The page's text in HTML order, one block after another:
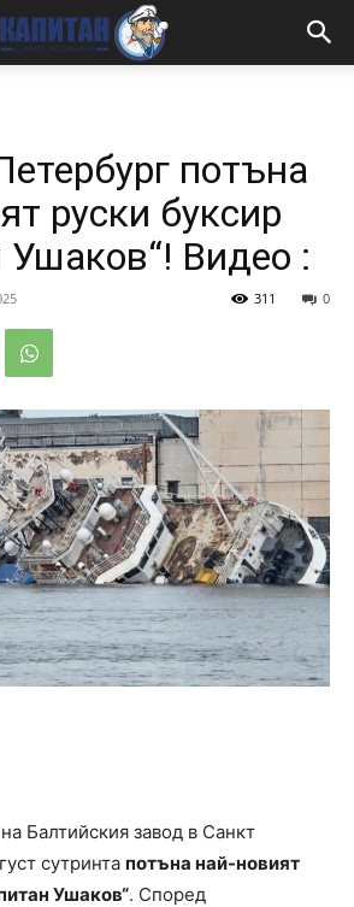
потъна
руски буксир
Ушаков“! Видео :
0
311
Балтийския завод в Санкт
сутринта потъна най-новият
Ушаков“. Според